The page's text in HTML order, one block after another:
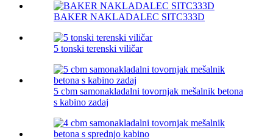
BAKER NAKLADALEC SITC333D
5 tonski terenski viličar
5 cbm samonakladalni tovornjak mešalnik betona
s kabino zadaj